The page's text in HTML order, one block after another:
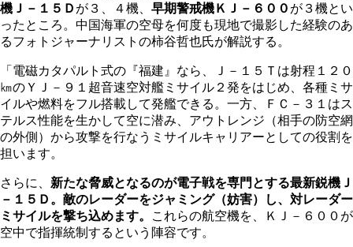
機Ｊ－１５Ｄ が３、４機、 早期警戒機ＫＪ－６００ が３機とい
ったところ。中国海軍の空母を何度も現地で撮影した経験のあ
るフォトジャーナリストの柿谷哲也氏が解説する。
「電磁カタパルト式の『福建』なら、Ｊ－１５Ｔは射程１２０
㎞のＹＪ－９１超音速空対艦ミサイル２発をはじめ、各種ミサ
イルや燃料をフル搭載して発艦できる。一方、ＦＣ－３１はス
テルス性能を生かして空に潜み、アウトレンジ（相手の防空網
の外側）から攻撃を行なうミサイルキャリアーとしての役割を
担います。
さらに、 新たな脅威となるのが電子戦を専門とする最新鋭機Ｊ
－１５Ｄ。敵のレーダーをジャミング（妨害）し、対レーダー
ミサイルを撃ち込めます。
これらの航空機を、ＫＪ－６００が
空中で指揮統制するという陣容です。